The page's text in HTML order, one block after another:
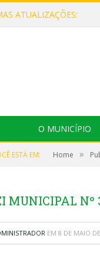
ATUALIZAÇÕES:
O MUNICÍPIO
ESTÁ EM: Home »
MUNICIPAL Nº
EM 8 DE MAIO